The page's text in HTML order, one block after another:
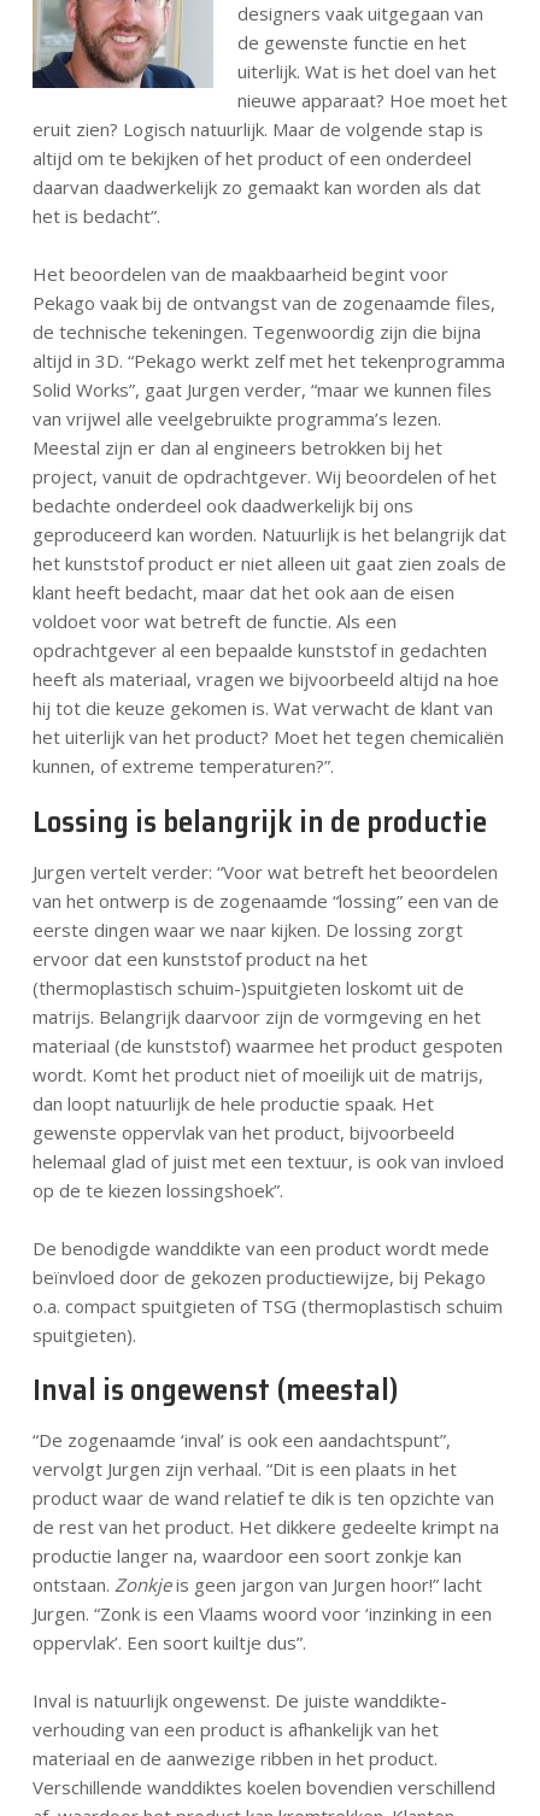
designers vaak uitgegaan van
de gewenste functie en het
uiterlijk. Wat is het doel van het
nieuwe apparaat? Hoe moet het
eruit zien? Logisch natuurlijk. Maar de volgende stap is
altijd om te bekijken of het product of een onderdeel
daarvan daadwerkelijk zo gemaakt kan worden als dat
het is bedacht”.
Het beoordelen van de maakbaarheid begint voor
Pekago vaak bij de ontvangst van de zogenaamde files,
de technische tekeningen. Tegenwoordig zijn die bijna
altijd in 3D. “Pekago werkt zelf met het tekenprogramma
Solid Works”, gaat Jurgen verder, “maar we kunnen files
van vrijwel alle veelgebruikte programma’s lezen.
Meestal zijn er dan al engineers betrokken bij het
project, vanuit de opdrachtgever. Wij beoordelen of het
bedachte onderdeel ook daadwerkelijk bij ons
geproduceerd kan worden. Natuurlijk is het belangrijk dat
het kunststof product er niet alleen uit gaat zien zoals de
klant heeft bedacht, maar dat het ook aan de eisen
voldoet voor wat betreft de functie. Als een
opdrachtgever al een bepaalde kunststof in gedachten
heeft als materiaal, vragen we bijvoorbeeld altijd na hoe
hij tot die keuze gekomen is. Wat verwacht de klant van
het uiterlijk van het product? Moet het tegen chemicaliën
kunnen, of extreme temperaturen?”.
Lossing is belangrijk in de productie
Jurgen vertelt verder: “Voor wat betreft het beoordelen
van het ontwerp is de zogenaamde “lossing” een van de
eerste dingen waar we naar kijken. De lossing zorgt
ervoor dat een kunststof product na het
(thermoplastisch schuim-)spuitgieten loskomt uit de
matrijs. Belangrijk daarvoor zijn de vormgeving en het
materiaal (de kunststof) waarmee het product gespoten
wordt. Komt het product niet of moeilijk uit de matrijs,
dan loopt natuurlijk de hele productie spaak. Het
gewenste oppervlak van het product, bijvoorbeeld
helemaal glad of juist met een textuur, is ook van invloed
op de te kiezen lossingshoek”.
De benodigde wanddikte van een product wordt mede
beïnvloed door de gekozen productiewijze, bij Pekago
o.a. compact spuitgieten of TSG (thermoplastisch schuim
spuitgieten).
Inval is ongewenst (meestal)
“De zogenaamde ‘inval’ is ook een aandachtspunt”,
vervolgt Jurgen zijn verhaal. “Dit is een plaats in het
product waar de wand relatief te dik is ten opzichte van
de rest van het product. Het dikkere gedeelte krimpt na
productie langer na, waardoor een soort zonkje kan
ontstaan. Zonkjeis geen jargon van Jurgen hoor!” lacht
Jurgen. “Zonk is een Vlaams woord voor ‘inzinking in een
oppervlak’. Een soort kuiltje dus”.
Inval is natuurlijk ongewenst. De juiste wanddikte-
verhouding van een product is afhankelijk van het
materiaal en de aanwezige ribben in het product.
Verschillende wanddiktes koelen bovendien verschillend